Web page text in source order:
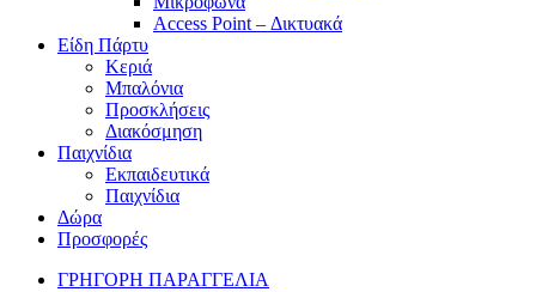
Access Point – Δικτυακά
Είδη Πάρτυ
Κεριά
Μπαλόνια
Προσκλήσεις
Διακόσμηση
Παιχνίδια
Εκπαιδευτικά
Παιχνίδια
Δώρα
Προσφορές
ΓΡΗΓΟΡΗ ΠΑΡΑΓΓΕΛΙΑ